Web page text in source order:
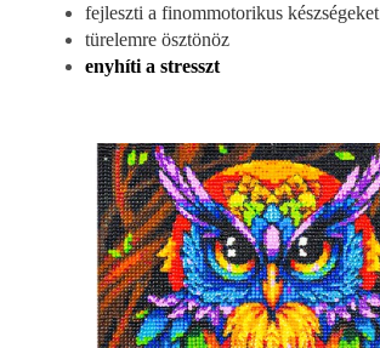
fejleszti a finommotorikus készségeket
türelemre ösztönöz
enyhíti a stresszt